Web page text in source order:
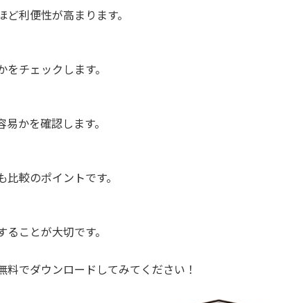
利便性が高まります。
チェックします。
かを確認します。
較のポイントです。
ことが大切です。
でダウンロードしてみてください！